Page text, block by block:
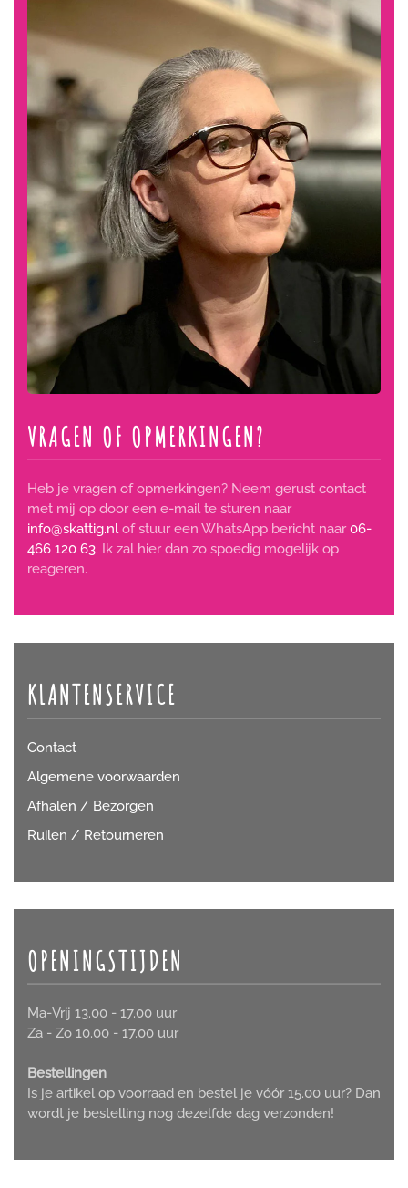
VRAGEN OF OPMERKINGEN?
Heb je vragen of opmerkingen? Neem gerust contact
met mij op door een e-mail te sturen naar
info@skattig.nlof stuur een WhatsApp bericht naar06-
466 120 63. Ik zal hier dan zo spoedig mogelijk op
reageren.
KLANTENSERVICE
Contact
Algemene voorwaarden
Afhalen / Bezorgen
Ruilen / Retourneren
OPENINGSTIJDEN
Ma-Vrij 13.00 - 17.00 uur
Za - Zo 10.00 - 17.00 uur
Bestellingen
Is je artikel op voorraad en bestel je vóór 15.00 uur? Dan
wordt je bestelling nog dezelfde dag verzonden!